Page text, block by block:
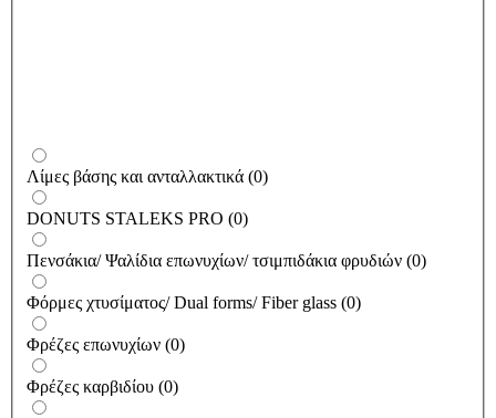
Λίμες βάσης και ανταλλακτικά (0)
DONUTS STALEKS PRO (0)
Πενσάκια/ Ψαλίδια επωνυχίων/ τσιμπιδάκια φρυδιών (0)
Φόρμες χτυσίματος/ Dual forms/ Fiber glass (0)
Φρέζες επωνυχίων (0)
Φρέζες καρβιδίου (0)